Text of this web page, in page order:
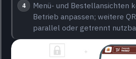
Menü- und Bestellansichten
Betrieb anpassen; weitere
parallel oder getrennt